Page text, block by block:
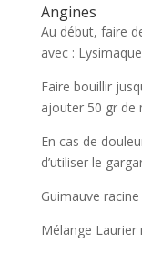
Angines
Au début, faire
avec :
Faire bouillir
ajouter 50 gr de
En cas de
d’utiliser le
Guimauve
Mélange Laurier